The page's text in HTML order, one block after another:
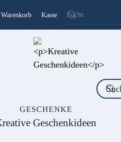
Warenkorb Kasse
GESCHENKE
Geschenkideen